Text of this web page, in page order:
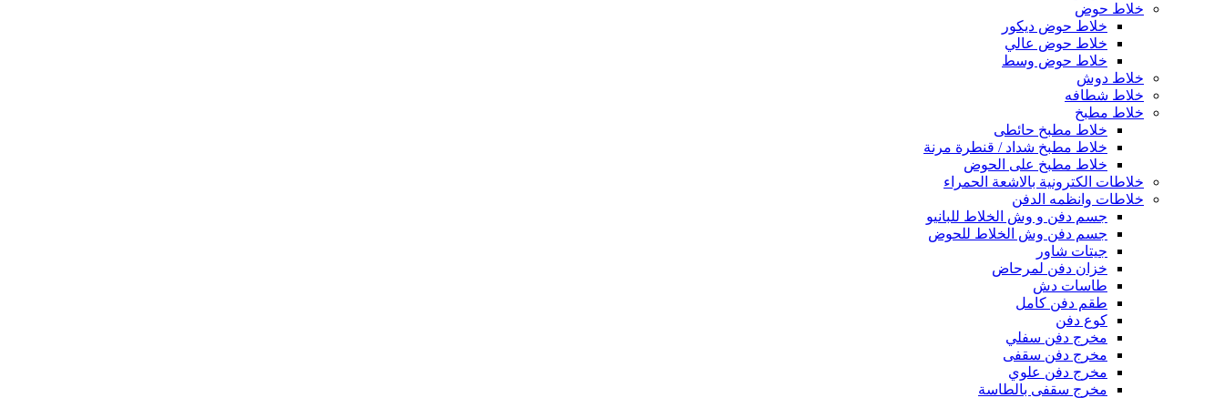
خلاط حوض
خلاط حوض ديكور
خلاط حوض عالي
خلاط حوض وسط
خلاط دوش
خلاط شطافه
خلاط مطبخ
خلاط مطبخ حائطى
خلاط مطبخ شداد / قنطرة مرنة
خلاط مطبخ على الحوض
خلاطات الكترونية بالاشعة الحمراء
خلاطات وانظمه الدفن
جسم دفن و وش الخلاط للبانيو
جسم دفن وش الخلاط للحوض
جيتات شاور
خزان دفن لمرحاض
طاسات دش
طقم دفن كامل
كوع دفن
مخرج دفن سفلي
مخرج دفن سقفى
مخرج دفن علوي
مخرج سقفى بالطاسة